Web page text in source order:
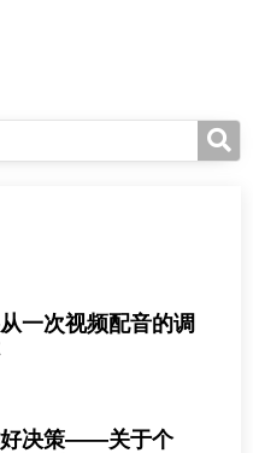
一次视频配音的调
好决策——关于个